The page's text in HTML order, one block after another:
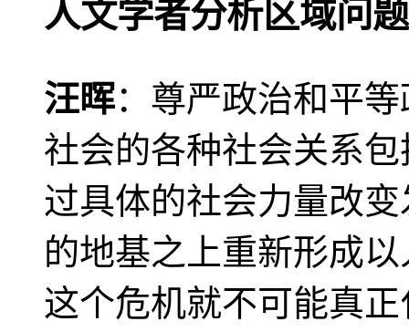
人文学者分析区域问题
汪晖：尊严政治和平
社会的各种社会关系
过具体的社会力量改
的地基之上重新形成
这个危机就不可能真